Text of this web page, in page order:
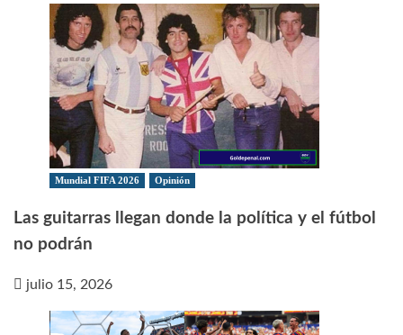
Mundial FIFA 2026 Opinión
Las guitarras llegan donde la política y el fútbol
no podrán
julio 15, 2026